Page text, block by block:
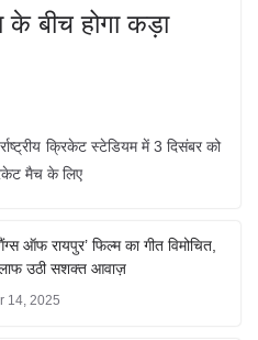
के बीच होगा कड़ा
क्रिकेट स्टेडियम में 3 दिसंबर को
मैच के लिए
ऑफ रायपुर’ फिल्म का गीत विमोचित,
उठी सशक्त आवाज़
14, 2025